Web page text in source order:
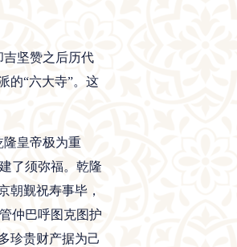
吉坚赞之后历代
的“六大寺”。这
隆皇帝极为重
了须弥福。乾隆
朝觐祝寿事毕，
仲巴呼图克图护
珍贵财产据为己